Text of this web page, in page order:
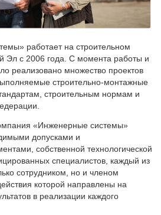
работает на строительном
Эл с 2006 года. С момента работы и
реализовано множество проектов
строительно-монтажные
строительным нормам и
«Инженерные системы»
допусками и
собственной технологической
специалистов, каждый из
сотрудником, но и членом
которой направлены на
в реализации каждого